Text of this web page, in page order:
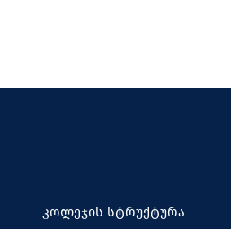
კოლეჯის სტრუქტურა